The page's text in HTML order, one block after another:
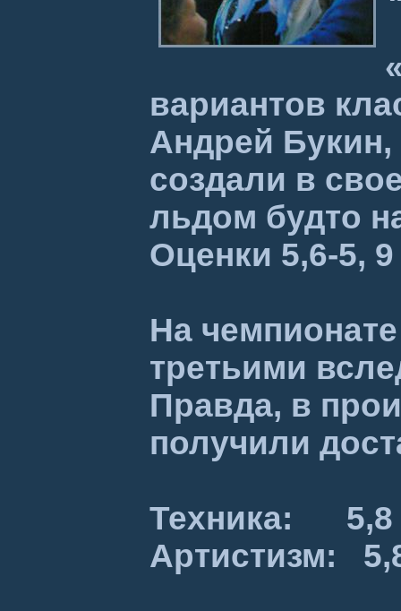
вариантов
Андрей Букин,
создали в
льдом будто
Оценки 5,6-5,
На
третьими
Правда, в
получили
Техника: